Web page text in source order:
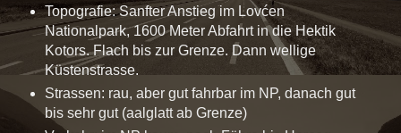
Topografie: Sanfter Anstieg im Lovćen
Nationalpark, 1600 Meter Abfahrt in die Hektik
Kotors. Flach bis zur Grenze. Dann wellige
Küstenstrasse.
Strassen: rau, aber gut fahrbar im NP, danach gut
bis sehr gut (aalglatt ab Grenze)